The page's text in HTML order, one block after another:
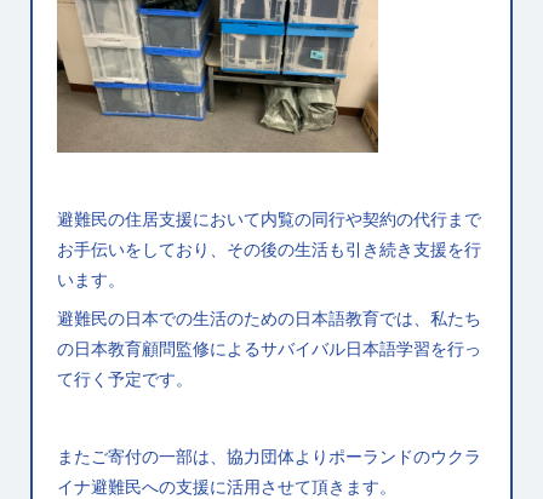
避難民の住居支援において内覧の同行や契約の代行まで
お手伝いをしており、その後の生活も引き続き支援を行
います。
避難民の日本での生活のための日本語教育では、私たち
の日本教育顧問監修によるサバイバル日本語学習を行っ
て行く予定です。
またご寄付の一部は、協力団体よりポーランドのウクラ
イナ避難民への支援に活用させて頂きます。